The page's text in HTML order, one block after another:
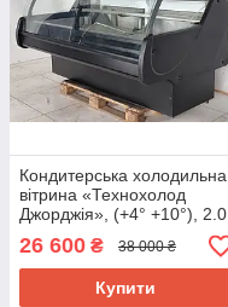
Кондитерська холодильна
вітрина «Технохолод
Джорджія», (+4° +10°), 2.0
м., (Україна), викладка 90
см., Б/у
26 600 ₴ 38 000 ₴
Купити